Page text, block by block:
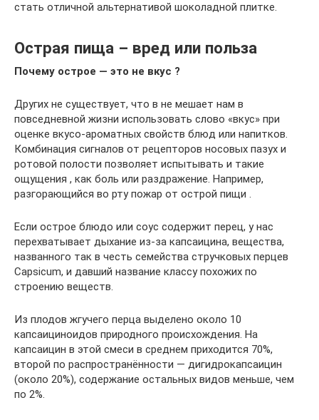
стать отличной альтернативой шоколадной плитке.
Острая пища – вред или польза
Почему острое — это не вкус ?
Других не существует, что в не мешает нам в
повседневной жизни использовать слово «вкус» при
оценке вкусо-ароматных свойств блюд или напитков.
Комбинация сигналов от рецепторов носовых пазух и
ротовой полости позволяет испытывать и такие
ощущения , как боль или раздражение. Например,
разгорающийся во рту пожар от острой пищи .
Если острое блюдо или соус содержит перец, у нас
перехватывает дыхание из-за капсаицина, вещества,
названного так в честь семейства стручковых перцев
Capsicum, и давший название классу похожих по
строению веществ.
Из плодов жгучего перца выделено около 10
капсаициноидов природного происхождения. На
капсаицин в этой смеси в среднем приходится 70%,
второй по распространённости — дигидрокапсаицин
(около 20%), содержание остальных видов меньше, чем
по 2%.